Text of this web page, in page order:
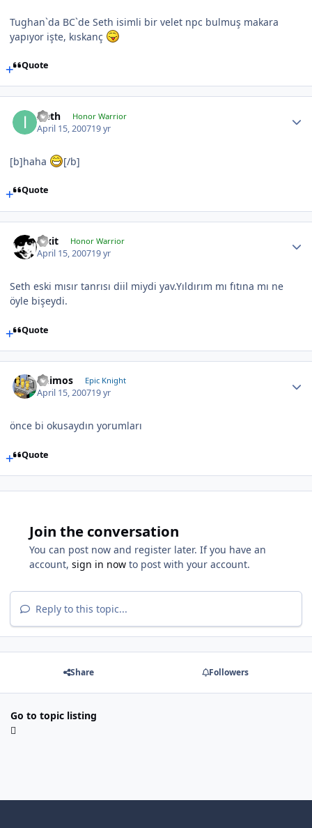
Tughan`da BC`de Seth isimli bir velet npc bulmuş makara
yapıyor işte, kıskanç
Quote
Ireth Honor Warrior
April 15, 200719 yr
[b]haha [/b]
Quote
Pixit Honor Warrior
April 15, 200719 yr
Seth eski mısır tanrısı diil miydi yav.Yıldırım mı fıtına mı ne
öyle bişeydi.
Quote
Deimos Epic Knight
April 15, 200719 yr
önce bi okusaydın yorumları
Quote
Join the conversation
You can post now and register later. If you have an
account, sign in now to post with your account.
Reply to this topic...
Share Followers
Go to topic listing